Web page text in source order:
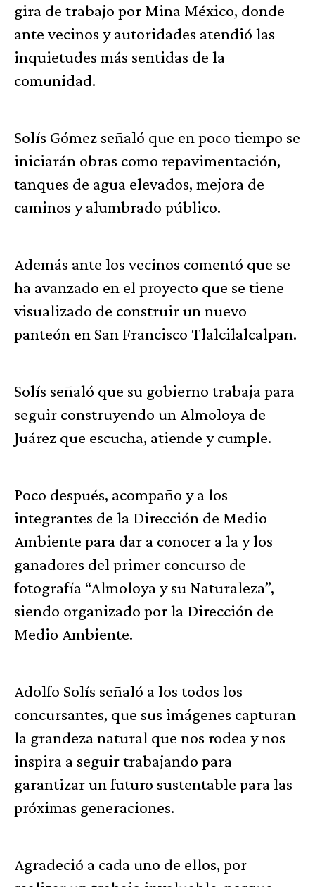
gira de trabajo por Mina México, donde
ante vecinos y autoridades atendió las
inquietudes más sentidas de la
comunidad.
Solís Gómez señaló que en poco tiempo se
iniciarán obras como repavimentación,
tanques de agua elevados, mejora de
caminos y alumbrado público.
Además ante los vecinos comentó que se
ha avanzado en el proyecto que se tiene
visualizado de construir un nuevo
panteón en San Francisco Tlalcilalcalpan.
Solís señaló que su gobierno trabaja para
seguir construyendo un Almoloya de
Juárez que escucha, atiende y cumple.
Poco después, acompaño y a los
integrantes de la Dirección de Medio
Ambiente para dar a conocer a la y los
ganadores del primer concurso de
fotografía “Almoloya y su Naturaleza”,
siendo organizado por la Dirección de
Medio Ambiente.
Adolfo Solís señaló a los todos los
concursantes, que sus imágenes capturan
la grandeza natural que nos rodea y nos
inspira a seguir trabajando para
garantizar un futuro sustentable para las
próximas generaciones.
Agradeció a cada uno de ellos, por